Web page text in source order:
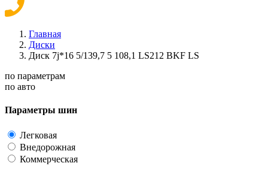
Главная
Диски
Диск 7j*16 5/139,7 5 108,1 LS212 BKF LS
по параметрам
по авто
Параметры шин
Легковая
Внедорожная
Коммерческая